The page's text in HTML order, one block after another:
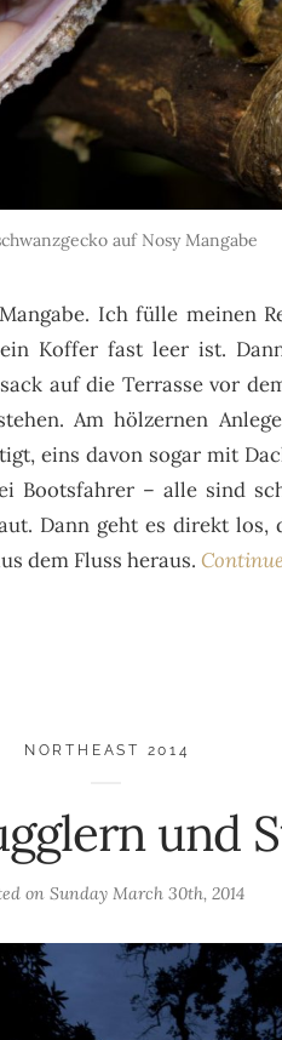
auf Nosy Mangabe
Ich fülle meinen
Koffer fast leer ist.
auf die Terrasse vor
Am hölzernen
eins davon sogar mit
Bootsfahrer – alle sind
Dann geht es direkt los,
dem Fluss heraus.
NORTHEAST 2014
und
on Sunday March 30th, 2014